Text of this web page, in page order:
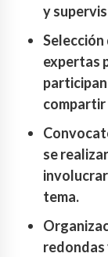
y
expertas
compartir
se
tema.
redondas